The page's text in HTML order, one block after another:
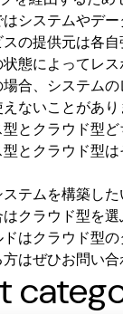
はシステムやデ
の提供元は各
態によってレ
場合、システム
ないことがあり
とクラウド型
とクラウド型
ステムを構築し
クラウド型を
ドはクラウド型
はぜひお問い合